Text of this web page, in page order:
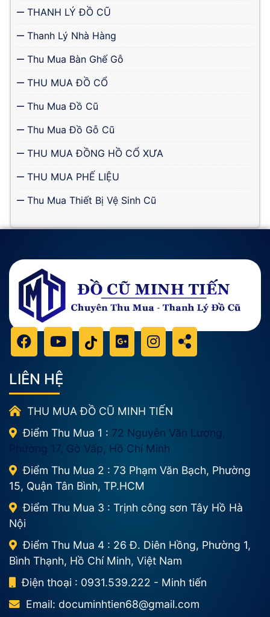
THANH LÝ ĐỒ CŨ
Thanh Lý Nhà Hàng
Thu Mua Bàn Ghế Gỗ
THU MUA ĐỒ CỔ
Thu Mua Đồ Cũ
Thu Mua Đồ Gỗ Cũ
THU MUA ĐỒNG HỒ CỔ XƯA
THU MUA PHẾ LIỆU
Thu Mua Thiết Bị Vệ Sinh Cũ
LIÊN HỆ
THU MUA ĐỒ CŨ MINH TIẾN
Điểm Thu Mua 1 : 72 Nguyễn Văn Lượng,
Phường 17, Gò Vấp, Hồ Chí Minh
Điểm Thu Mua 2 : 73 Phạm Văn Bạch, Phường
15, Quận Tân Bình, TP.HCM
Điểm Thu Mua 3 : Trịnh công sơn Tây Hồ Hà
Nội
Điểm Thu Mua 4 : 26 Đ. Diên Hồng, Phường 1,
Bình Thạnh, Hồ Chí Minh, Việt Nam
Điện thoại : 0931.539.222 - Minh tiến
Email: documinhtien68@gmail.com